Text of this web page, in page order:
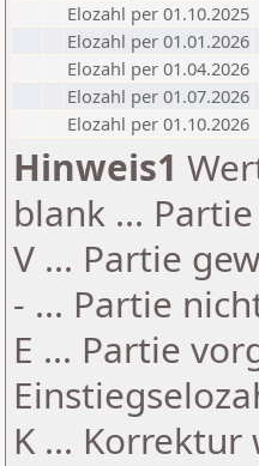
Elozahl per 01.10.2025
Elozahl per 01.01.2026
Elozahl per 01.04.2026
Elozahl per 01.07.2026
Elozahl per 01.10.2026
Hinweis1
blank ...
V ... Partie
- ... Partie
E ... Partie
K ...